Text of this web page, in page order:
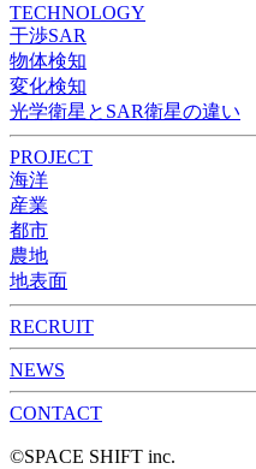
TECHNOLOGY
干渉SAR
物体検知​​
変化検知​
光学衛星とSAR衛星の違い
PROJECT
海洋
産業
都市​
農地
地表面
RECRUIT
NEWS
CONTACT
©︎SPACE SHIFT inc.